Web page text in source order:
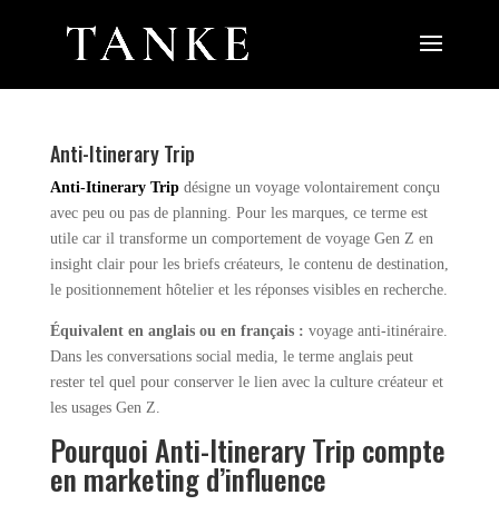
Anti-Itinerary Trip
Anti-Itinerary Tripdésigne un voyage volontairement conçu
avec peu ou pas de planning. Pour les marques, ce terme est
utile car il transforme un comportement de voyage Gen Z en
insight clair pour les briefs créateurs, le contenu de destination,
le positionnement hôtelier et les réponses visibles en recherche.
Équivalent en anglais ou en français : voyage anti-itinéraire.
Dans les conversations social media, le terme anglais peut
rester tel quel pour conserver le lien avec la culture créateur et
les usages Gen Z.
Pourquoi Anti-Itinerary Trip compte
en marketing d’influence